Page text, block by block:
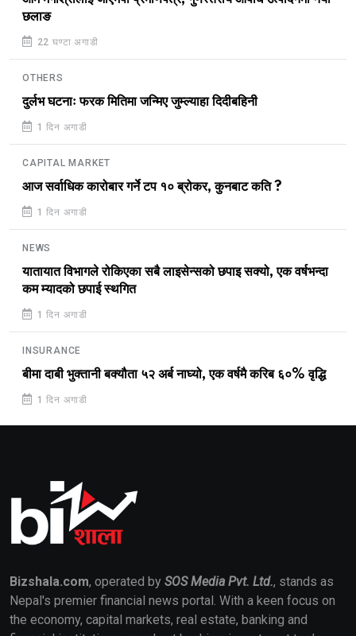
छलाङ
22 घण्टा अगाडी
OTHERS
दुर्लभ घटनाः फरक मितिमा जन्मिए जुम्ल्याहा दिदीबहिनी
1 दिन अगाडी
CAPITAL MARKET
आज सर्वाधिक कारोबार गर्ने टप १० ब्रोकर, कुनबाट कति ?
1 दिन अगाडी
NEWS
यातायात विभागले रोकिएका सबै लाइसेन्सको छपाइ सक्यो, एक वर्षभन्दा
कम म्यादको छपाई स्थगित
1 दिन अगाडी
INSURANCE
बीमा दाबी भुक्तानी बक्यौता ५२ अर्ब नाघ्यो, एक वर्षमै करिब ६०% वृद्धि
1 दिन अगाडी
Bizshala.com, operated by SOS Media Pvt. Ltd., stands as
Nepal's premier financial news portal. With a keen focus on
the economy, capital markets, real estate, banking and